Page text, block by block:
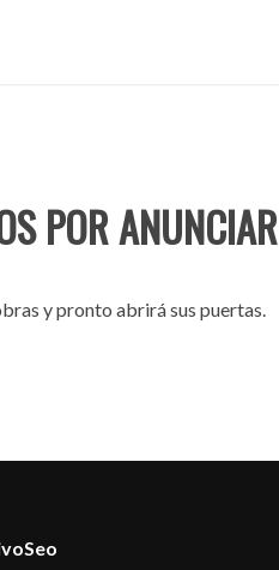
POR ANUNCIAR
y pronto abrirá sus puertas.